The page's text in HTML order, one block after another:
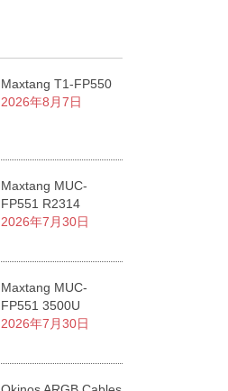
Maxtang T1-FP550
2026年8月7日
Maxtang MUC-
FP551 R2314
2026年7月30日
Maxtang MUC-
FP551 3500U
2026年7月30日